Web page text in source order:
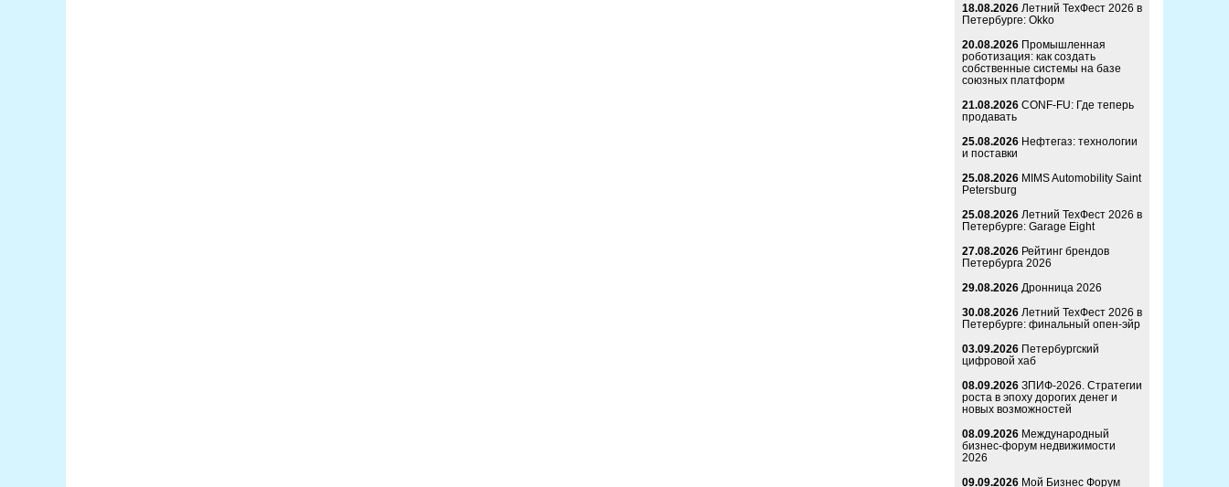
18.08.2026 Летний ТехФест 2026 в
Петербурге: Okko
20.08.2026 Промышленная
роботизация: как создать
собственные системы на базе
союзных платформ
21.08.2026 CONF-FU: Где теперь
продавать
25.08.2026 Нефтегаз: технологии
и поставки
25.08.2026 MIMS Automobility Saint
Petersburg
25.08.2026 Летний ТехФест 2026 в
Петербурге: Garage Eight
27.08.2026 Рейтинг брендов
Петербурга 2026
29.08.2026 Дронница 2026
30.08.2026 Летний ТехФест 2026 в
Петербурге: финальный опен-эйр
03.09.2026 Петербургский
цифровой хаб
08.09.2026 ЗПИФ-2026. Стратегии
роста в эпоху дорогих денег и
новых возможностей
08.09.2026 Международный
бизнес-форум недвижимости
2026
09.09.2026 Мой Бизнес Форум